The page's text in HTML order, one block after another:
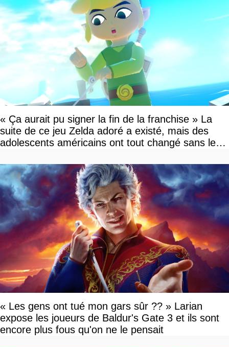
« Ça aurait pu signer la fin de la franchise » La
suite de ce jeu Zelda adoré a existé, mais des
adolescents américains ont tout changé sans le
« Les gens ont tué mon gars sûr ?? » Larian
expose les joueurs de Baldur's Gate 3 et ils sont
encore plus fous qu'on ne le pensait